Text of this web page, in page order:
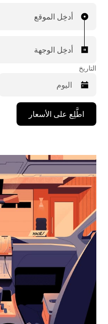
أدخِل الموقع
أدخِل الوجهة
التاريخ
اضغط
على
مفتاح
للأسفل
لاستخدام
التقويم
التاريخ.
اضغط
على
زر
الخروج
لإغلاق
التقويم.
اطَّلِع على الأسعار